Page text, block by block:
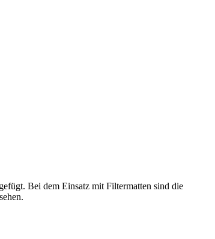
Bei dem Einsatz mit Filtermatten sind die